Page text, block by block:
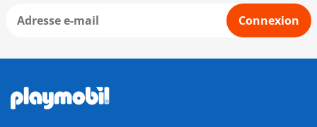
Connexion